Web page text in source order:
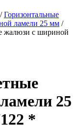
/ Горизонтальные
ламели 25 мм /
жалюзи с шириной
25
*